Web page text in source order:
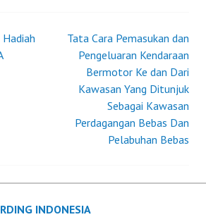
Tata Cara Pemasukan dan
Pengeluaran Kendaraan
Bermotor Ke dan Dari
Kawasan Yang Ditunjuk
Sebagai Kawasan
Perdagangan Bebas Dan
Pelabuhan Bebas
INDONESIA